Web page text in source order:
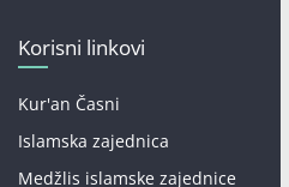
Korisni linkovi
Kur'an Časni
Islamska zajednica
Medžlis islamske zajednice